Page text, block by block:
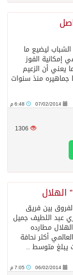
ليضيع ما
إمكانية الفوز
يعني أن الزعيم
جماهيره منذ سنوات
07/02/2014
1306
الهلال
بين فريق
عبد اللطيف جميل
مطارده
أكثر نحافة
يبلغ متوسط ..
06/02/2014